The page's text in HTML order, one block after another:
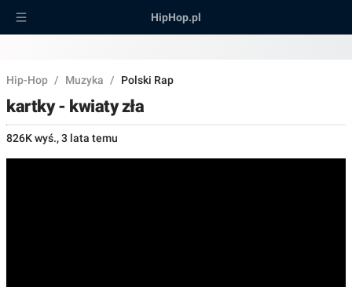
HipHop.pl
Hip-Hop / Muzyka / Polski Rap
kartky - kwiaty zła
826K wyś.,3 lata temu